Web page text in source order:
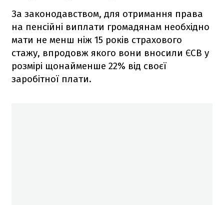
За законодавством, для отримання права
на пенсійні виплати громадянам необхідно
мати не менш ніж 15 років страхового
стажу, впродовж якого вони вносили ЄСВ у
розмірі щонайменше 22% від своєї
заробітної плати.